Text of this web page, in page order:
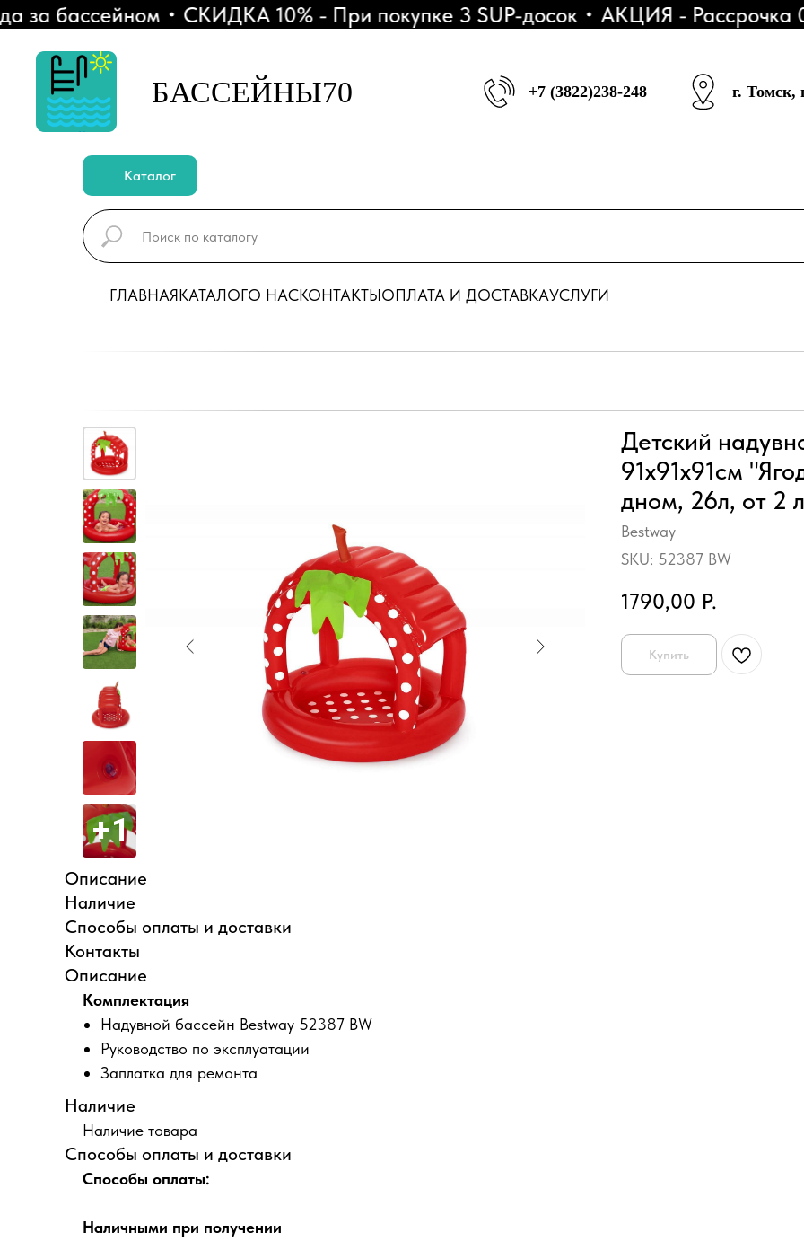
бассейном СКИДКА 10% - При покупке 3 SUP-досок АКЦИЯ - Рассрочка 0-
БАССЕЙНЫ70 +7 (3822)238-248 г. Томск,
Каталог
ГЛАВНАЯКАТАЛОГО НАСКОНТАКТЫОПЛАТА И ДОСТАВКАУСЛУГИ
Детский
91х91х91см
дном, 26л, от 2
Bestway
SKU: 52387 BW
1790,00 Р.
Купить
Описание
Наличие
Способы оплаты и доставки
Контакты
Описание
Комплектация
Надувной бассейн Bestway 52387 BW
Руководство по эксплуатации
Заплатка для ремонта
Наличие
Наличие товара
Способы оплаты и доставки
Способы оплаты:
Наличными при получении